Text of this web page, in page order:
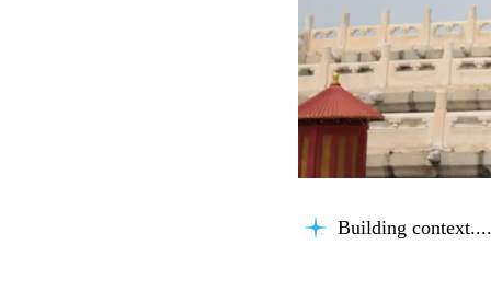
Building context...